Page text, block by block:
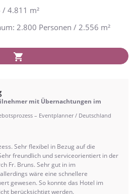
/ 4.811 m²
2.800 Personen / 2.556 m²
mit Übernachtungen im
– Eventplanner / Deutschland
Sehr flexibel in Bezug auf die
freundlich und serviceorientiert in der
Fr. Bruns. Sehr gut in im
wäre eine schnellere
gewesen. So konnte das Hotel im
berücksichtigt werden.